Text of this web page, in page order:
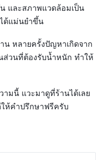
และสภาพแวดล้อมเป็น
ด้แม่นยำขึ้น
น หลายครั้งปัญหาเกิดจาก
ส่วนที่ต้องรับน้ำหนัก ทำให้
มนี้ แวะมาดูที่ร้านได้เลย
ห้คำปรึกษาฟรีครับ